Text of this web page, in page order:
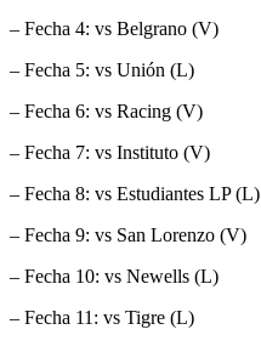
– Fecha 4: vs Belgrano (V)
– Fecha 5: vs Unión (L)
– Fecha 6: vs Racing (V)
– Fecha 7: vs Instituto (V)
– Fecha 8: vs Estudiantes LP (L)
– Fecha 9: vs San Lorenzo (V)
– Fecha 10: vs Newells (L)
– Fecha 11: vs Tigre (L)